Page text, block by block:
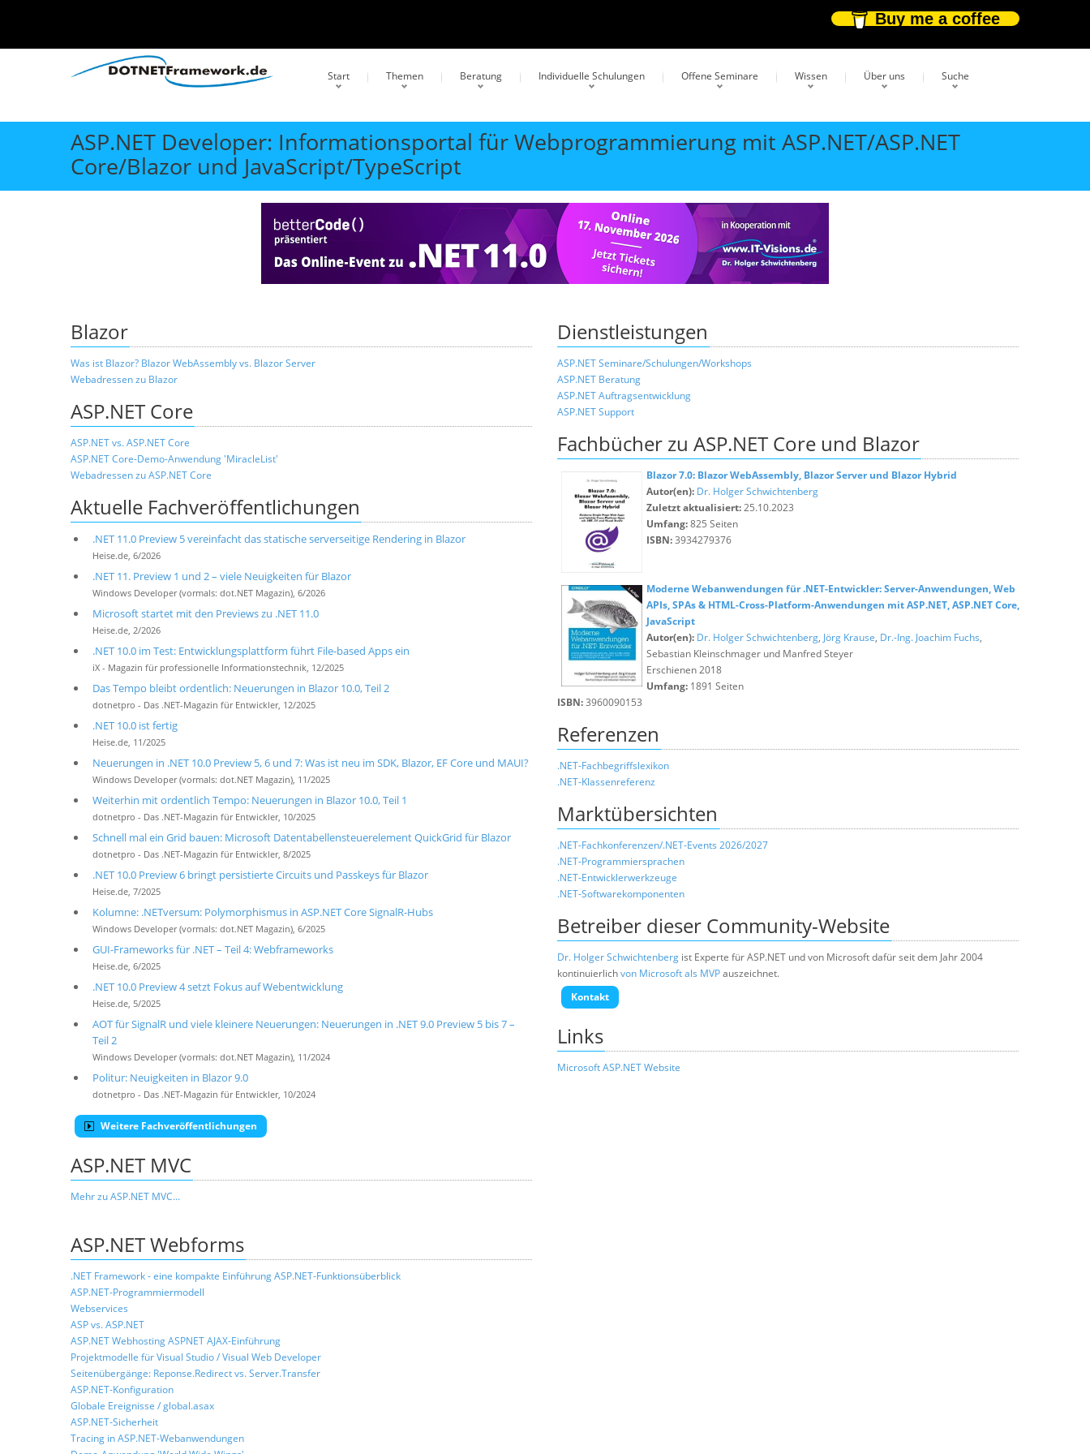
Buy me a coffee
Start Themen Beratung Individuelle Schulungen Offene Seminare Wissen Über uns Suche
ASP.NET Developer: Informationsportal für Webprogrammierung mit ASP.NET/ASP.NET
Core/Blazor und JavaScript/TypeScript
Blazor
Was ist Blazor? Blazor WebAssembly vs. Blazor Server
Webadressen zu Blazor
ASP.NET Core
ASP.NET vs. ASP.NET Core
ASP.NET Core-Demo-Anwendung 'MiracleList'
Webadressen zu ASP.NET Core
Aktuelle Fachveröffentlichungen
.NET 11.0 Preview 5 vereinfacht das statische serverseitige Rendering in Blazor
Heise.de, 6/2026
.NET 11. Preview 1 und 2 – viele Neuigkeiten für Blazor
Windows Developer (vormals: dot.NET Magazin), 6/2026
Microsoft startet mit den Previews zu .NET 11.0
Heise.de, 2/2026
.NET 10.0 im Test: Entwicklungsplattform führt File-based Apps ein
iX - Magazin für professionelle Informationstechnik, 12/2025
Das Tempo bleibt ordentlich: Neuerungen in Blazor 10.0, Teil 2
dotnetpro - Das .NET-Magazin für Entwickler, 12/2025
.NET 10.0 ist fertig
Heise.de, 11/2025
Neuerungen in .NET 10.0 Preview 5, 6 und 7: Was ist neu im SDK, Blazor, EF Core und MAUI?
Windows Developer (vormals: dot.NET Magazin), 11/2025
Weiterhin mit ordentlich Tempo: Neuerungen in Blazor 10.0, Teil 1
dotnetpro - Das .NET-Magazin für Entwickler, 10/2025
Schnell mal ein Grid bauen: Microsoft Datentabellensteuerelement QuickGrid für Blazor
dotnetpro - Das .NET-Magazin für Entwickler, 8/2025
.NET 10.0 Preview 6 bringt persistierte Circuits und Passkeys für Blazor
Heise.de, 7/2025
Kolumne: .NETversum: Polymorphismus in ASP.NET Core SignalR-Hubs
Windows Developer (vormals: dot.NET Magazin), 6/2025
GUI-Frameworks für .NET – Teil 4: Webframeworks
Heise.de, 6/2025
.NET 10.0 Preview 4 setzt Fokus auf Webentwicklung
Heise.de, 5/2025
AOT für SignalR und viele kleinere Neuerungen: Neuerungen in .NET 9.0 Preview 5 bis 7 –
Teil 2
Windows Developer (vormals: dot.NET Magazin), 11/2024
Politur: Neuigkeiten in Blazor 9.0
dotnetpro - Das .NET-Magazin für Entwickler, 10/2024
Weitere Fachveröffentlichungen
ASP.NET MVC
Mehr zu ASP.NET MVC...
ASP.NET Webforms
.NET Framework - eine kompakte EinführungASP.NET-Funktionsüberblick
ASP.NET-Programmiermodell
Webservices
ASP vs. ASP.NET
ASP.NET WebhostingASPNET AJAX-Einführung
Projektmodelle für Visual Studio / Visual Web Developer
Seitenübergänge: Reponse.Redirect vs. Server.Transfer
ASP.NET-Konfiguration
Globale Ereignisse / global.asax
ASP.NET-Sicherheit
Tracing in ASP.NET-Webanwendungen
Dienstleistungen
ASP.NET Seminare/Schulungen/Workshops
ASP.NET Beratung
ASP.NET Auftragsentwicklung
ASP.NET Support
Fachbücher zu ASP.NET Core und Blazor
Blazor 7.0: Blazor WebAssembly, Blazor Server und Blazor Hybrid
Autor(en): Dr. Holger Schwichtenberg
Zuletzt aktualisiert:25.10.2023
Umfang:825 Seiten
ISBN:3934279376
Moderne Webanwendungen für .NET-Entwickler: Server-Anwendungen, Web
APIs, SPAs & HTML-Cross-Platform-Anwendungen mit ASP.NET, ASP.NET Core,
JavaScript
Autor(en): Dr. Holger Schwichtenberg, Jörg Krause, Dr.-Ing. Joachim Fuchs,
Sebastian Kleinschmager und Manfred Steyer
Erschienen 2018
Umfang: 1891 Seiten
ISBN:3960090153
Referenzen
.NET-Fachbegriffslexikon
.NET-Klassenreferenz
Marktübersichten
.NET-Fachkonferenzen/.NET-Events 2026/2027
.NET-Programmiersprachen
.NET-Entwicklerwerkzeuge
.NET-Softwarekomponenten
Betreiber dieser Community-Website
Dr. Holger Schwichtenberg ist Experte für ASP.NET und von Microsoft dafür seit dem Jahr 2004
kontinuierlichvon Microsoft als MVPauszeichnet.
Kontakt
Links
Microsoft ASP.NET Website